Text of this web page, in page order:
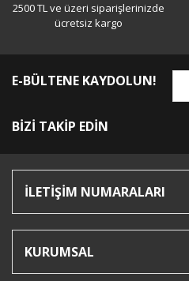
2500 TL ve üzeri siparişlerinizde
ücretsiz kargo
E-BÜLTENE KAYDOLUN!
BİZİ TAKİP EDİN
İLETİŞİM NUMARALARI
KURUMSAL